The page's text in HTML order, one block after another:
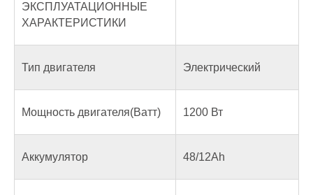
ЭКСПЛУАТАЦИОННЫЕ
ХАРАКТЕРИСТИКИ
Тип двигателя Электрический
Мощность двигателя(Ватт) 1200 Вт
Аккумулятор 48/12Ah